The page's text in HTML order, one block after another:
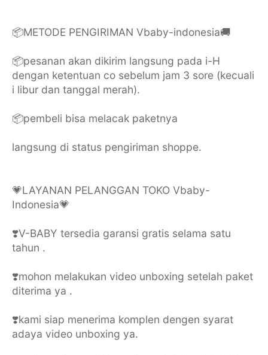
📦METODE PENGIRIMAN Vbaby-indonesia🚚
📦pesanan akan dikirim langsung pada i-H
dengan ketentuan co sebelum jam 3 sore (kecuali
i libur dan tanggal merah).
📦pembeli bisa melacak paketnya
langsung di status pengiriman shoppe.
💗LAYANAN PELANGGAN TOKO Vbaby-
Indonesia💗
❣️V-BABY tersedia garansi gratis selama satu
tahun .
❣️mohon melakukan video unboxing setelah paket
diterima ya .
❣️kami siap menerima komplen dengen syarat
adaya video unboxing ya.